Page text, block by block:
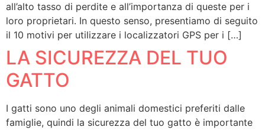
all’alto tasso di perdite e all’importanza di queste per i
loro proprietari. In questo senso, presentiamo di seguito
il 10 motivi per utilizzare i localizzatori GPS per i […]
LA SICUREZZA DEL TUO
GATTO
I gatti sono uno degli animali domestici preferiti dalle
famiglie, quindi la sicurezza del tuo gatto è importante